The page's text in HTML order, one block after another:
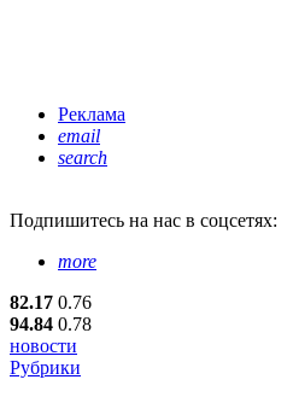
Реклама
email
search
Подпишитесь на нас в соцсетях:
more
82.17 0.76
94.84 0.78
новости
Рубрики